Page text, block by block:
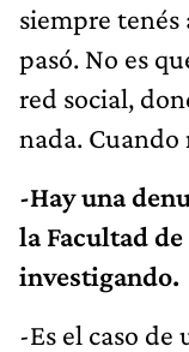
siempre
pasó. No es
red social,
nada. Cuando
-Hay una
la Facultad
investigando.
-Es el caso